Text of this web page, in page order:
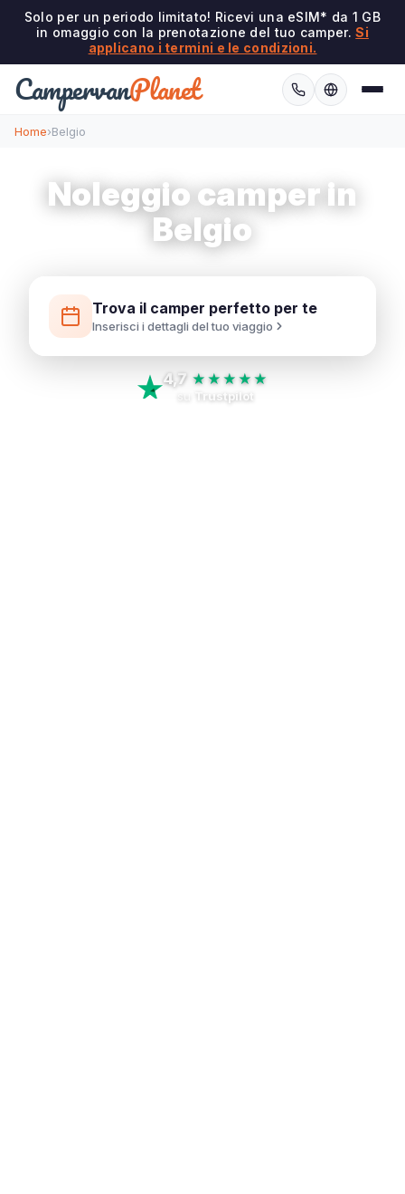
Solo per un periodo limitato! Ricevi una eSIM* da 1 GB
in omaggio con la prenotazione del tuo camper.Si
applicano i termini e le condizioni.
CampervanPlanet
Home›Belgio
Noleggio camper in
Belgio
Trova il camper perfetto per te
Inserisci i dettagli del tuo viaggio
4,7 ★★★★★
Trustpilot